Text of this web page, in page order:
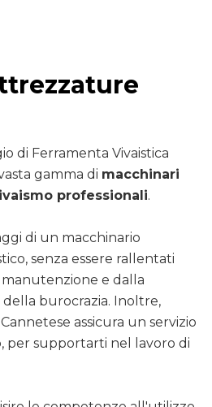
di Ferramenta Vivaistica
gamma di macchinari
professionali.
di un macchinario
senza essere rallentati
e dalla
burocrazia. Inoltre,
assicura un servizio
per supportarti nel lavoro di